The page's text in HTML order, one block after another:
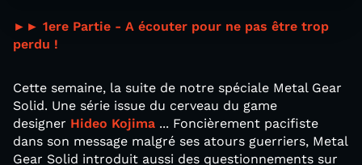
►► 1ere Partie - A écouter pour ne pas être trop
perdu !
Cette semaine, la suite de notre spéciale Metal Gear
Solid. Une série issue du cerveau du game
designer Hideo Kojima ... Foncièrement pacifiste
dans son message malgré ses atours guerriers, Metal
Gear Solid introduit aussi des questionnements sur